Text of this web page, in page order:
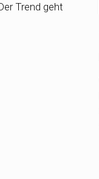
Trend geht